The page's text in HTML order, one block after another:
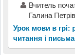
Вчитель
Галина
Урок мови в грі:
читання і письма